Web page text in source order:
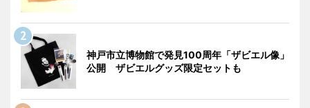
神戸市立博物館で発見100周年「ザビエル像」
公開 ザビエルグッズ限定セットも